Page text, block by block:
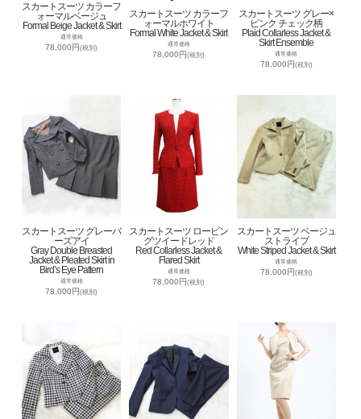
スカートスーツ カラーフ
ォーマルベージュ
Formal Beige Jacket & Skirt
通常価格
78,000円(税別)
スカートスーツ カラーフ
ォーマルホワイト
Formal White Jacket & Skirt
通常価格
78,000円(税別)
スカートスーツ グレー×
ピンク チェック柄
Plaid Collarless Jacket &
Skirt Ensemble
通常価格
78,000円(税別)
スカートスーツ グレーバ
ーズアイ
Gray Double Breasted
Jacket & Pleated Skirt in
Bird’s Eye Pattern
通常価格
78,000円(税別)
スカートスーツ ロービン
グツイードレッド
Red Collarless Jacket &
Flared Skirt
通常価格
78,000円(税別)
スカートスーツ ベージュ
ストライプ
White Striped Jacket & Skirt
通常価格
78,000円(税別)